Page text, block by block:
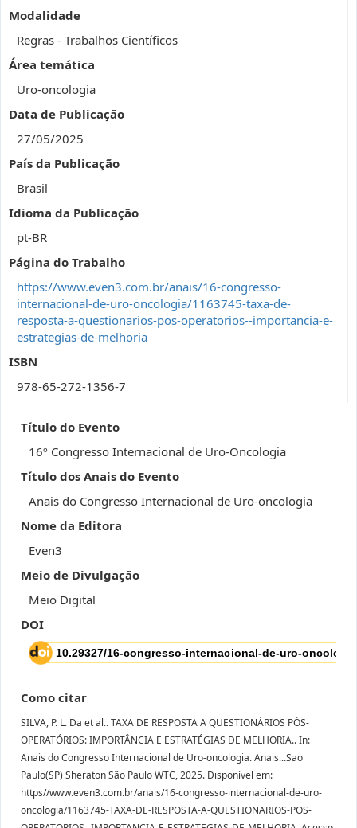
Modalidade
Regras - Trabalhos Científicos
Área temática
Uro-oncologia
Data de Publicação
27/05/2025
País da Publicação
Brasil
Idioma da Publicação
pt-BR
Página do Trabalho
https://www.even3.com.br/anais/16-congresso-
internacional-de-uro-oncologia/1163745-taxa-de-
resposta-a-questionarios-pos-operatorios--importancia-e-
estrategias-de-melhoria
ISBN
978-65-272-1356-7
Título do Evento
16º Congresso Internacional de Uro-Oncologia
Título dos Anais do Evento
Anais do Congresso Internacional de Uro-oncologia
Nome da Editora
Even3
Meio de Divulgação
Meio Digital
DOI
Como citar
SILVA, P. L. Da et al.. TAXA DE RESPOSTA A QUESTIONÁRIOS PÓS-
OPERATÓRIOS: IMPORTÂNCIA E ESTRATÉGIAS DE MELHORIA.. In:
Anais do Congresso Internacional de Uro-oncologia. Anais...Sao
Paulo(SP) Sheraton São Paulo WTC, 2025. Disponível em:
https//www.even3.com.br/anais/16-congresso-internacional-de-uro-
oncologia/1163745-TAXA-DE-RESPOSTA-A-QUESTIONARIOS-POS-